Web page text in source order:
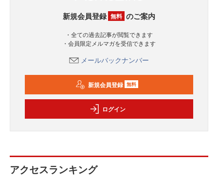
新規会員登録 無料 のご案内
・全ての過去記事が閲覧できます
・会員限定メルマガを受信できます
メールバックナンバー
新規会員登録 無料
ログイン
アクセスランキング